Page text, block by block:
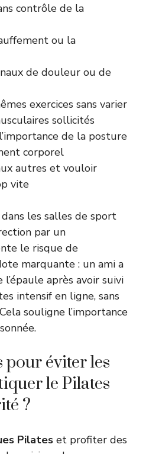
contrôle de la
ou la
de douleur ou de
exercices sans varier
sollicités
de la posture
corporel
autres et vouloir
vite
dans les salles de sport
par un
le risque de
marquante : un ami a
après avoir suivi
intensif en ligne, sans
souligne l’importance
pour éviter les
le Pilates
?
Pilates et profiter des